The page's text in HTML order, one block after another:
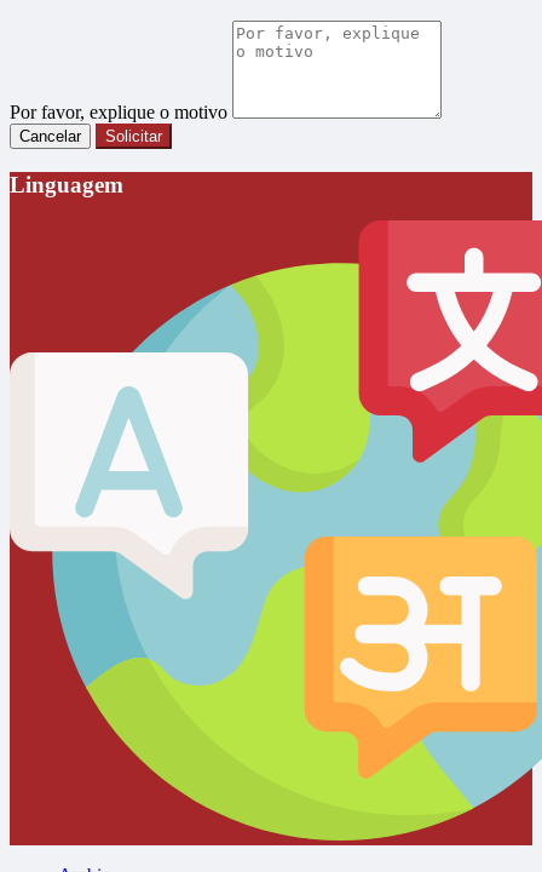
Por favor, explique o motivo
Cancelar Solicitar
Linguagem